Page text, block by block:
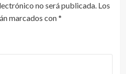
no será publicada. Los
marcados con*